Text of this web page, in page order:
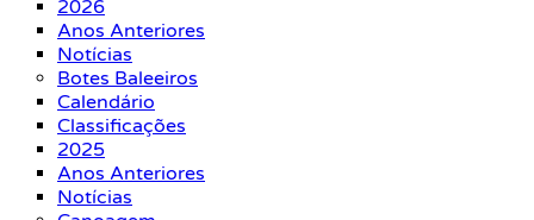
2026
Anos Anteriores
Notícias
Botes Baleeiros
Calendário
Classificações
2025
Anos Anteriores
Notícias